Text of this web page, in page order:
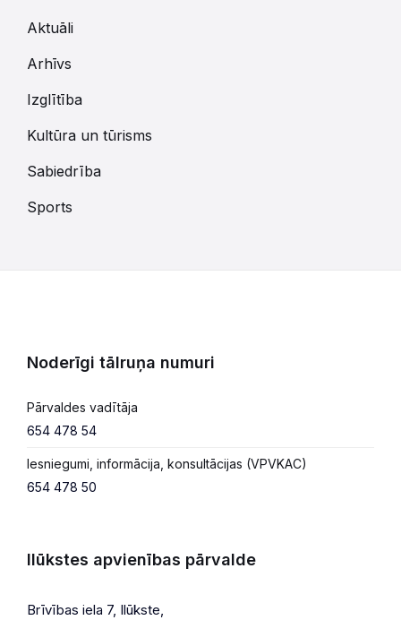
Aktuāli
Arhīvs
Izglītība
Kultūra un tūrisms
Sabiedrība
Sports
Noderīgi tālruņa numuri
Pārvaldes vadītāja
654 478 54
Iesniegumi, informācija, konsultācijas (VPVKAC)
654 478 50
Ilūkstes apvienības pārvalde
Brīvības iela 7, Ilūkste,